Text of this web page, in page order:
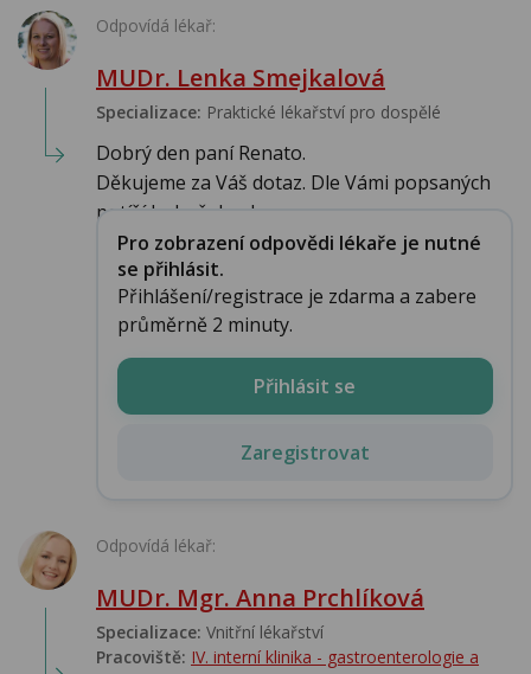
Odpovídá lékař:
MUDr. Lenka Smejkalová
Specializace: Praktické lékařství pro dospělé
Dobrý den paní Renato.
Děkujeme za Váš dotaz. Dle Vámi popsaných
potíží bohužel nelze v...
Pro zobrazení odpovědi lékaře je nutné
se přihlásit.
Přihlášení/registrace je zdarma a zabere
průměrně 2 minuty.
Přihlásit se
Zaregistrovat
Odpovídá lékař:
MUDr. Mgr. Anna Prchlíková
Specializace: Vnitřní lékařství
Pracoviště: IV. interní klinika - gastroenterologie a